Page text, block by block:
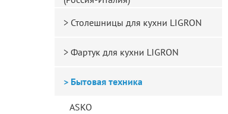
Столешницы для кухни LIGRON
Фартук для кухни LIGRON
Бытовая техника
ASKO